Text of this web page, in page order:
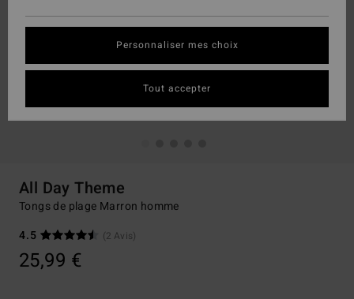
All Day Theme
Tongs de plage Marron homme
4.5
(2 Avis)
25,99 €
Personnaliser mes choix
Tout accepter